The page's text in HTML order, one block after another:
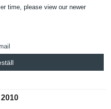
time, please view our newer